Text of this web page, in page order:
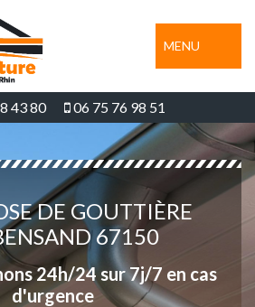
MENU
43 80 06 75 76 98 51
DE GOUTTIÈRE
67150
24h/24 sur 7j/7 en cas
d'urgence